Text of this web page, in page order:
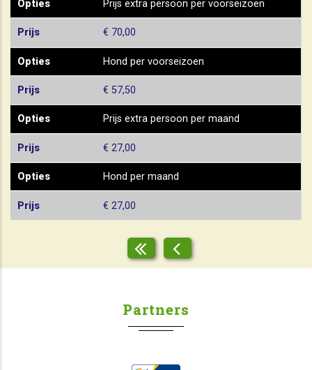
Opties Prijs extra persoon per voorseizoen
Prijs € 70,00
Opties Hond per voorseizoen
Prijs € 57,50
Opties Prijs extra persoon per maand
Prijs € 27,00
Opties Hond per maand
Prijs € 27,00
Partners